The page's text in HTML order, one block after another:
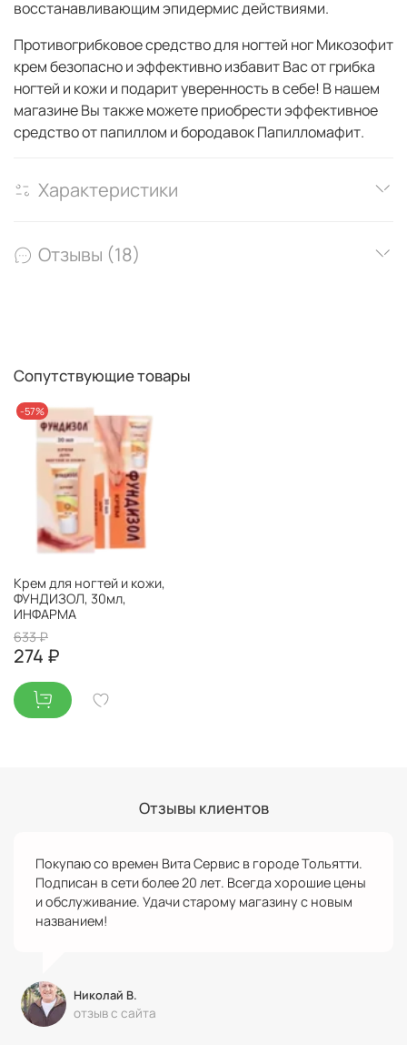
восстанавливающим эпидермис действиями.
Противогрибковое средство для ногтей ног Микозофит
крем безопасно и эффективно избавит Вас от грибка
ногтей и кожи и подарит уверенность в себе! В нашем
магазине Вы также можете приобрести эффективное
средство от папиллом и бородавок Папилломафит.
Характеристики
Отзывы (18)
Сопутствующие товары
-57%
Крем для ногтей и кожи,
ФУНДИЗОЛ, 30мл,
ИНФАРМА
633 ₽
274 ₽
Отзывы клиентов
Покупаю со времен Вита Сервис в городе Тольятти.
Подписан в сети более 20 лет. Всегда хорошие цены
и обслуживание. Удачи старому магазину с новым
названием!
Николай В.
отзыв с сайта